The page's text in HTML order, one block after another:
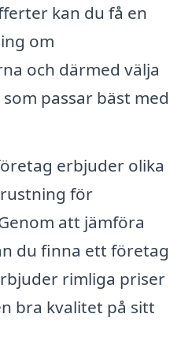
kan du få en
om
och därmed välja
passar bäst med
erbjuder olika
för
att jämföra
du finna ett företag
rimliga priser
bra kvalitet på sitt